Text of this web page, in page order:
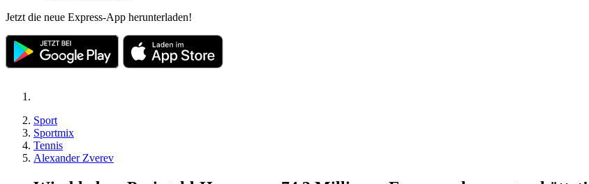
Jetzt die neue Express-App herunterladen!
Sport
Sportmix
Tennis
Alexander Zverev